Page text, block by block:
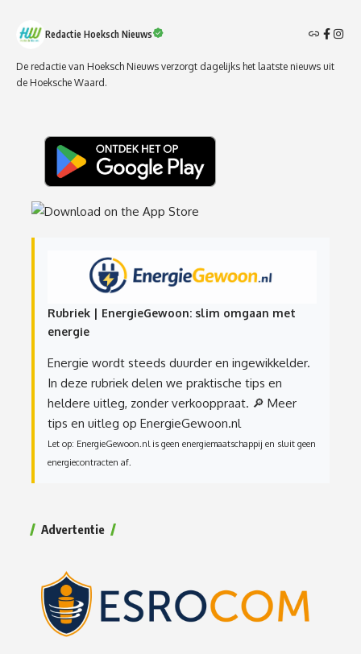
Redactie Hoeksch Nieuws
De redactie van Hoeksch Nieuws verzorgt dagelijks het laatste nieuws uit
de Hoeksche Waard.
Rubriek | EnergieGewoon: slim omgaan met
energie
Energie wordt steeds duurder en ingewikkelder.
In deze rubriek delen we praktische tips en
heldere uitleg, zonder verkooppraat. 🔎 Meer
tips en uitleg op EnergieGewoon.nl
Let op: EnergieGewoon.nl is geen energiemaatschappij en sluit geen
energiecontracten af.
Advertentie